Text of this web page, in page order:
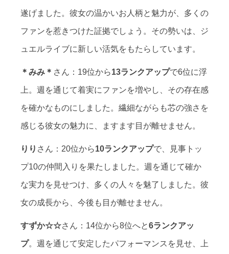
遂げました。彼女の温かいお人柄と魅力が、多くの
ファンを惹きつけた証拠でしょう。その勢いは、ジ
ュエルライブに新しい活気をもたらしています。
＊みみ＊ さん：19位から13ランクアップで6位に浮
上。週を通じて着実にファンを増やし、その存在感
を確かなものにしました。繊細ながらも芯の強さを
感じる彼女の魅力に、ますます目が離せません。
りり さん：20位から10ランクアップで、見事トッ
プ10の仲間入りを果たしました。週を通じて確か
な実力を見せつけ、多くの人々を魅了しました。彼
女の成長から、今後も目が離せません。
すずか☆☆さん：14位から8位へと6ランクアッ
プ。週を通じて安定したパフォーマンスを見せ、上